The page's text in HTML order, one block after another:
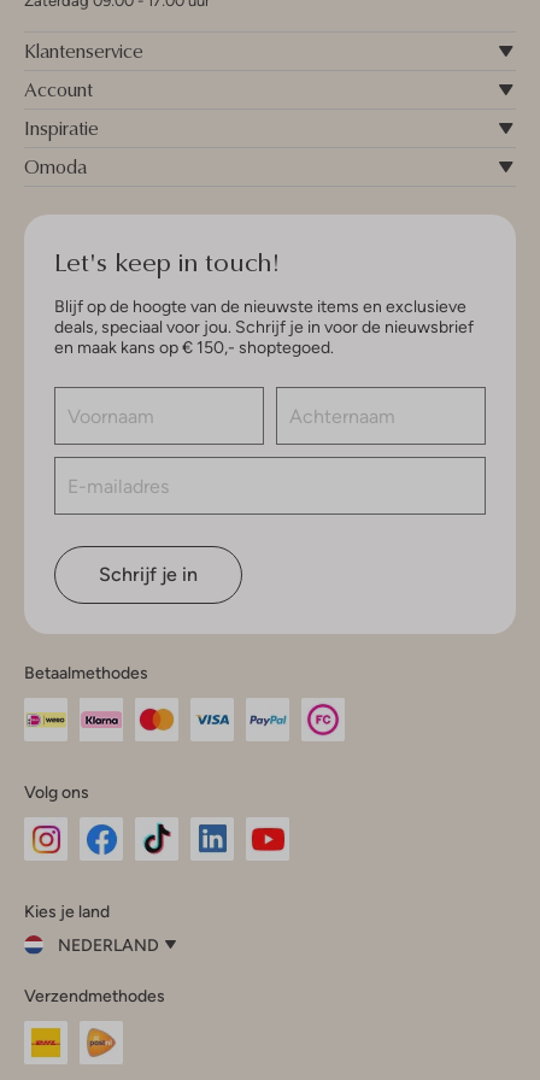
Klantenservice
Account
Inspiratie
Omoda
Let's keep in touch!
Blijf op de hoogte van de nieuwste items en exclusieve
deals, speciaal voor jou. Schrijf je in voor de nieuwsbrief
en maak kans op € 150,- shoptegoed.
Schrijf je in
Betaalmethodes
Volg ons
InstagramFacebook
Kies je land
NEDERLAND
je
land
Nederland
Verzendmethodes